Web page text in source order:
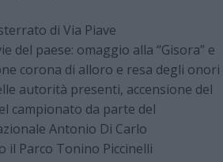
di Via Piave
del paese: omaggio alla “Gisora” e
corona di alloro e resa degli onori
autorità presenti, accensione del
campionato da parte del
Antonio Di Carlo
il Parco Tonino Piccinelli